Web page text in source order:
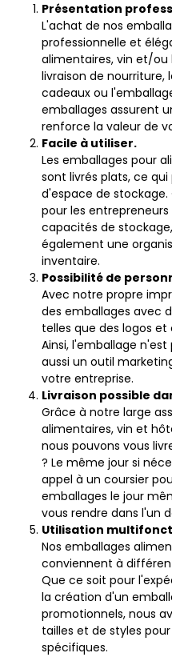
Présentation
L'achat de nos
professionnelle et
alimentaires, vin et/ou
livraison de nourriture,
cadeaux ou
emballages assurent
renforce la valeur de
Facile à utiliser.
Les emballages pour
sont livrés plats, ce
d'espace de
pour les
capacités de
également une
inventaire.
Possibilité de
Avec notre propre
des emballages avec
telles que des logos
Ainsi, l'emballage
aussi un outil
votre entreprise.
Livraison possible
Grâce à notre large
alimentaires, vin et
nous pouvons vous
? Le même jour si
appel à un coursier
emballages le jour
vous rendre dans l'un
Utilisation
Nos emballages
conviennent à
Que ce soit pour
la création d'un
promotionnels, nous
tailles et de styles
spécifiques.